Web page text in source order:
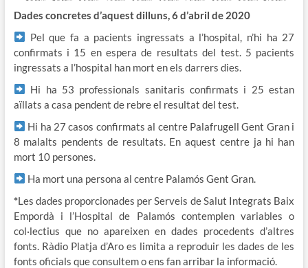
Dades concretes d’aquest dilluns, 6 d’abril de 2020
Pel que fa a pacients ingressats a l’hospital, n’hi ha 27
confirmats i 15 en espera de resultats del test. 5 pacients
ingressats a l’hospital han mort en els darrers dies.
Hi ha 53 professionals sanitaris confirmats i 25 estan
aïllats a casa pendent de rebre el resultat del test.
Hi ha 27 casos confirmats al centre Palafrugell Gent Gran i
8 malalts pendents de resultats. En aquest centre ja hi han
mort 10 persones.
Ha mort una persona al centre Palamós Gent Gran.
*Les dades proporcionades per Serveis de Salut Integrats Baix
Empordà i l’Hospital de Palamós contemplen variables o
col·lectius que no apareixen en dades procedents d’altres
fonts. Ràdio Platja d’Aro es limita a reproduir les dades de les
fonts oficials que consultem o ens fan arribar la informació.